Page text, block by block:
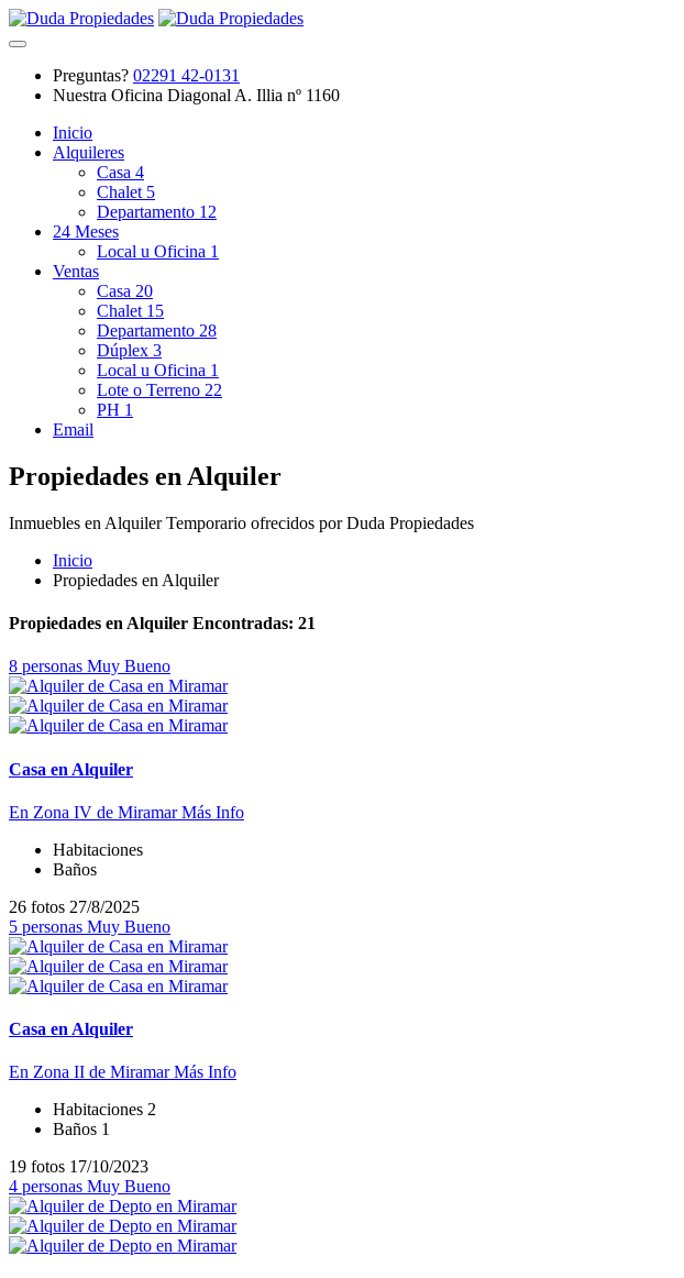
Preguntas? 02291 42-0131
Nuestra Oficina Diagonal A. Illia nº 1160
Inicio
Alquileres
Casa 4
Chalet 5
Departamento 12
24 Meses
Local u Oficina 1
Ventas
Casa 20
Chalet 15
Departamento 28
Dúplex 3
Local u Oficina 1
Lote o Terreno 22
PH 1
Email
Propiedades en Alquiler
Inmuebles en Alquiler Temporario ofrecidos por Duda Propiedades
Inicio
Propiedades en Alquiler
Propiedades en Alquiler Encontradas: 21
8 personas Muy Bueno
Casa en Alquiler
En Zona IV de MiramarMás Info
Habitaciones
Baños
26 fotos 27/8/2025
5 personas Muy Bueno
Casa en Alquiler
En Zona II de MiramarMás Info
Habitaciones 2
Baños 1
19 fotos 17/10/2023
4 personas Muy Bueno